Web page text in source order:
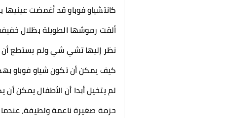
كانتشياو فوباو قد أغمضت عينيها
ألقت رموشها الطويلة بظلال
نظر إليها تشي شي ولم يستطع أن
كيف يمكن أن تكون شياو فوباو
لم يتخيل أبدا أن الأطفال يمكن أن
حزمة صغيرة ناعمة ولطيفة، عندما